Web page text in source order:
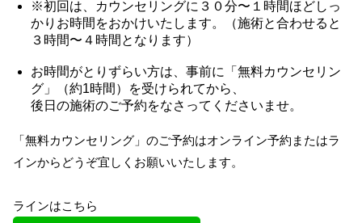
※初回は、カウンセリングに３０分〜１時間ほどしっ
かりお時間をおかけいたします。（施術と合わせると
３時間〜４時間となります）
お時間がとりずらい方は、事前に「無料カウンセリン
グ」（約1時間）を受けられてから、
後日の施術のご予約をなさってくださいませ。
「無料カウンセリング」のご予約はオンライン予約またはラ
インからどうぞ宜しくお願いいたします。
ラインはこちら